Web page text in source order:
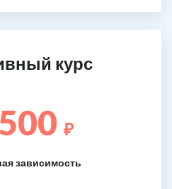
курс
₽
зависимость